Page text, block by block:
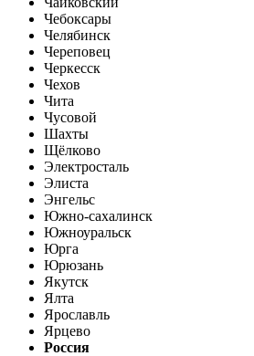
Чебоксары
Челябинск
Череповец
Черкесск
Чехов
Чита
Чусовой
Шахты
Щёлково
Электросталь
Элиста
Энгельс
Южно-сахалинск
Южноуральск
Юрга
Юрюзань
Якутск
Ялта
Ярославль
Ярцево
Россия